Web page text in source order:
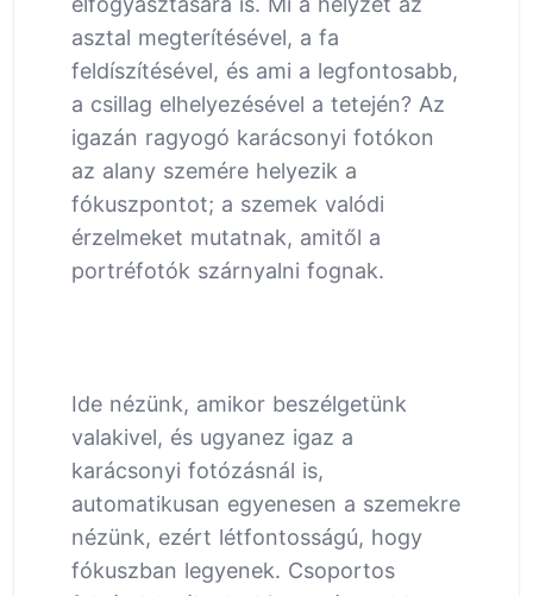
asztal megterítésével, a fa
feldíszítésével, és ami a legfontosabb,
a csillag elhelyezésével a tetején? Az
igazán ragyogó karácsonyi fotókon
az alany szemére helyezik a
fókuszpontot; a szemek valódi
érzelmeket mutatnak, amitől a
portréfotók szárnyalni fognak.
Ide nézünk, amikor beszélgetünk
valakivel, és ugyanez igaz a
karácsonyi fotózásnál is,
automatikusan egyenesen a szemekre
nézünk, ezért létfontosságú, hogy
fókuszban legyenek. Csoportos